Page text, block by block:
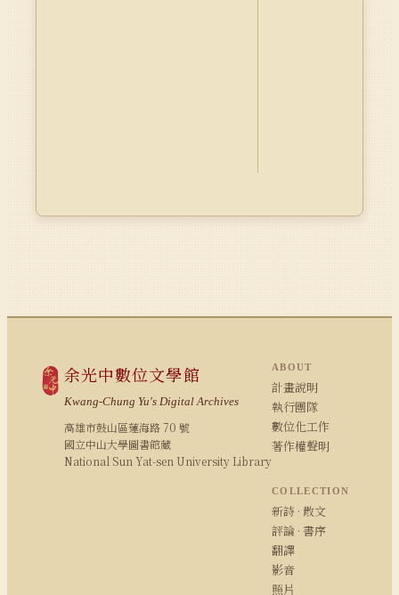
余光中數位文學館
Kwang-Chung Yu's Digital Archives
高雄市鼓山區蓮海路 70 號
國立中山大學圖書館藏
National Sun Yat-sen University Library
ABOUT
計畫說明
執行團隊
數位化工作
著作權聲明
COLLECTION
新詩 · 散文
評論 · 書序
翻譯
影音
照片